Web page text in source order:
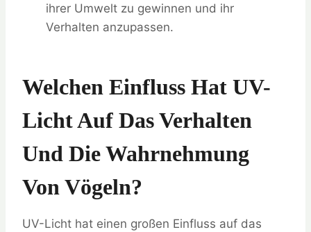
ihrer Umwelt zu gewinnen und ihr
Verhalten anzupassen.
Welchen Einfluss Hat UV-
Licht Auf Das Verhalten
Und Die Wahrnehmung
Von Vögeln?
UV-Licht hat einen großen Einfluss auf das